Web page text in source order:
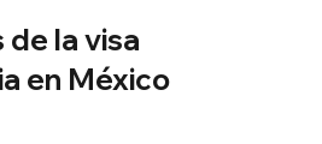
de la visa
en México